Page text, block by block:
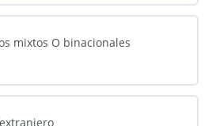
mixtos O binacionales